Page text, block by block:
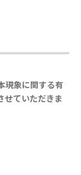
現象に関する有
せていただきま